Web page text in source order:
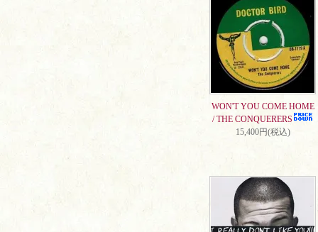
WON'T YOU COME HOME
/ THE CONQUERERS
15,400円(税込)